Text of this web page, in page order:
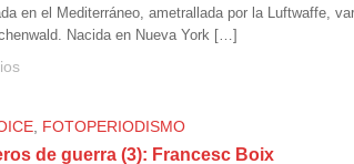
en el Mediterráneo, ametrallada por la Luftwaffe,
Nacida en Nueva York […]
FOTOPERIODISMO
de guerra (3): Francesc Boix